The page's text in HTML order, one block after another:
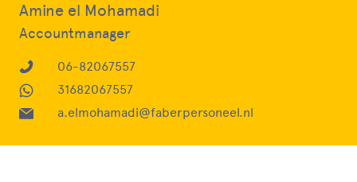
Amine el Mohamadi
Accountmanager
06-82067557
31682067557
a.elmohamadi@faberpersoneel.nl